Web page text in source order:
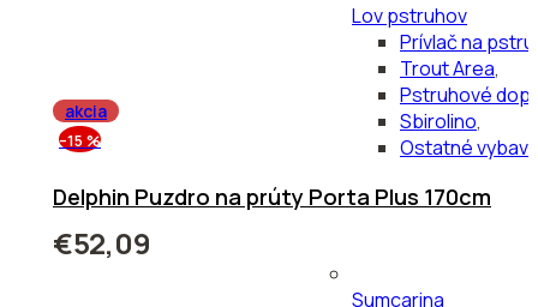
Lov pstruhov
Prívlač na
Trout Area,
Pstruhové
Sbirolino,
Ostatné
Sumcarina
akcia
–15 %
Delphin Puzdro na prúty Porta Plus 170cm
€52,09